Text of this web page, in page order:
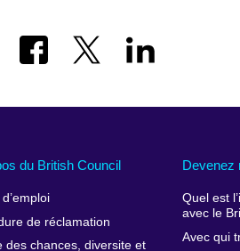
du British Council
de réclamation
des chances, diversite et
Devenez
Quel est
avec le
Avec qui